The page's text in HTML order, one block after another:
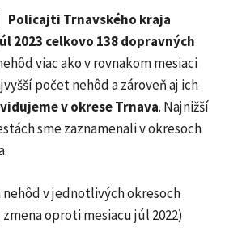
Policajti Trnavského kraja
2023 celkovo 138 dopravných
viac ako v rovnakom mesiaci
počet nehôd a zároveň aj ich
v okrese Trnava. Najnižší
sme zaznamenali v okresoch
v jednotlivých okresoch
oproti mesiacu júl 2022)